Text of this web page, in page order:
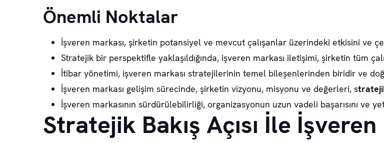
Önemli Noktalar
İşveren markası, şirketin potansiyel ve mevcut çalışanlar üzerindeki etkisini ve
Stratejik bir perspektifle yaklaşıldığında, işveren markası iletişimi, şirketin tüm
İtibar yönetimi, işveren markası stratejilerinin temel bileşenlerinden biridir ve
İşveren markası gelişim sürecinde, şirketin vizyonu, misyonu ve değerleri, s
İşveren markasının sürdürülebilirliği, organizasyonun uzun vadeli başarısını ve
Stratejik Bakış Açısı İle